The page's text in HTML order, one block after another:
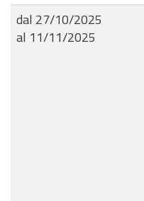
dal 27/10/2025
al 11/11/2025